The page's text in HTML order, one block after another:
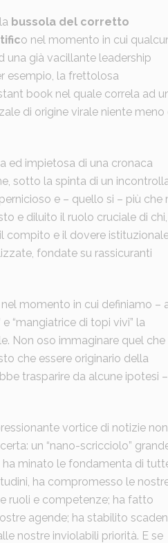
bussola del corretto
o nel momento in cui
una già vacillante leadership
esempio, la frettolosa
book nel quale correla ad
di origine virale niente meno
ed impietosa di una cronaca
sotto la spinta di un
e – quello si – più che
e diluito il ruolo cruciale di chi,
compito e il dovere
fondate su rassicuranti
momento in cui definiamo –
“mangiatrice di topi vivi” la
Non oso immaginare quel che
che essere originario della
trasparire da alcune ipotesi –
vortice di notizie non
un “nano-scricciolo”
minato le fondamenta di
ha compromesso le
ruoli e competenze; ha fatto
agende; ha stabilito
nostre inviolabili priorità. E se